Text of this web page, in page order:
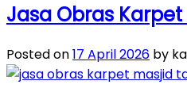
Jasa Obras
Posted on17 April 2026 by